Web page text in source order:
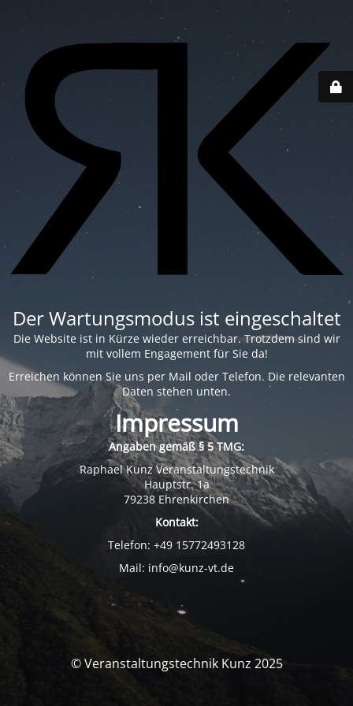
Der Wartungsmodus ist eingeschaltet
Die Website ist in Kürze wieder erreichbar. Trotzdem sind wir
mit vollem Engagement für Sie da!
Erreichen können Sie uns per Mail oder Telefon. Die relevanten
Daten stehen unten.
Impressum
Angaben gemäß § 5 TMG:
Raphael Kunz Veranstaltungstechnik
Hauptstr. 1a
79238 Ehrenkirchen
Kontakt:
Telefon: +49 15772493128
Mail: info@kunz-vt.de
© Veranstaltungstechnik Kunz 2025